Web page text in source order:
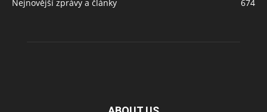
Nejnovější zprávy a články 674